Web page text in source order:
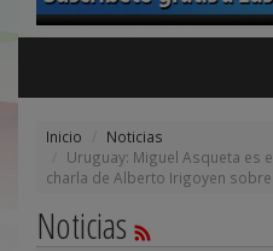
Inicio
Noticias
Uruguay: Miguel Asqueta es
charla de Alberto Irigoyen
Noticias